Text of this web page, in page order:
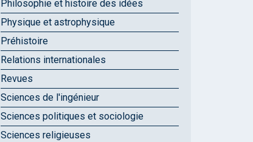
Philosophie et histoire des idées
Physique et astrophysique
Préhistoire
Relations internationales
Revues
Sciences de l'ingénieur
Sciences politiques et sociologie
Sciences religieuses